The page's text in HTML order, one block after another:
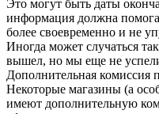
Это могут быть даты
информация должна
более своевременно и не
Иногда может случаться
вышел, но мы еще не
Дополнительная комиссия
Некоторые магазины (а
имеют дополнительную